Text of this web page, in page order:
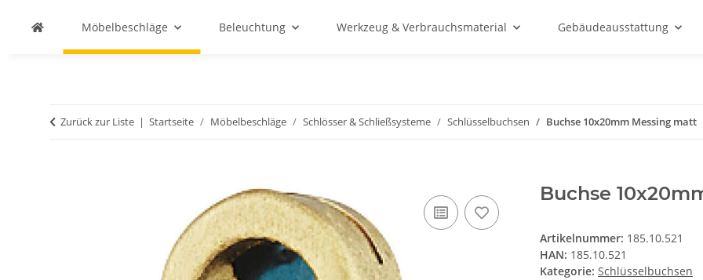
Möbelbeschläge Beleuchtung Werkzeug & Verbrauchsmaterial Gebäudeausstattung
Zurück zur Liste Startseite Möbelbeschläge Schlösser & Schließsysteme Schlüsselbuchsen Buchse 10x20mm Messing matt
Buchse
Artikelnummer: 185.10.521
HAN: 185.10.521
Kategorie: Schlüsselbuchsen